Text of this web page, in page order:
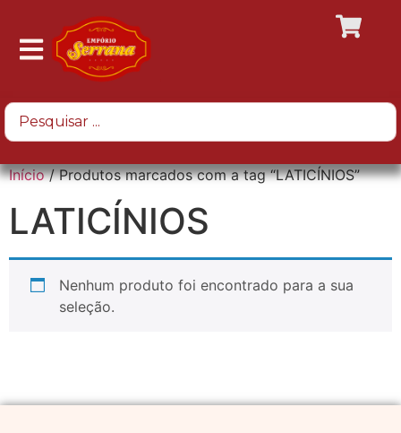
Início/ Produtos marcados com a tag “LATICÍNIOS”
LATICÍNIOS
Nenhum produto foi encontrado para a sua
seleção.